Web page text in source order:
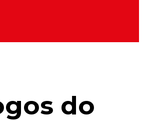
do